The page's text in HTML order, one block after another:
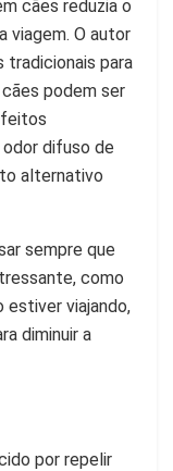
cães reduzia o
viagem. O autor
tradicionais para
podem ser
difuso de
alternativo
sempre que
como
estiver viajando,
diminuir a
por repelir